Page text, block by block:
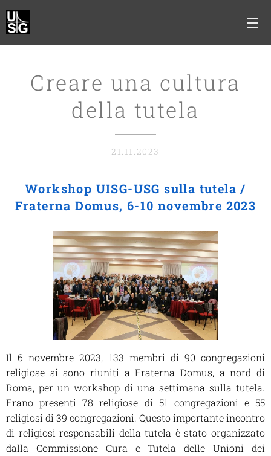
Creare una cultura
della tutela
21.11.2023
Workshop UISG-USG sulla tutela /
Fraterna Domus, 6-10 novembre 2023
Il 6 novembre 2023, 133 membri di 90 congregazioni
religiose si sono riuniti a Fraterna Domus, a nord di
Roma, per un workshop di una settimana sulla tutela.
Erano presenti 78 religiose di 51 congregazioni e 55
religiosi di 39 congregazioni. Questo importante incontro
di religiosi responsabili della tutela è stato organizzato
dalla Commissione Cura e Tutela delle Unioni dei